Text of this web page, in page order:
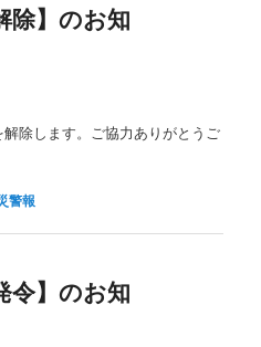
除】のお知
除します。ご協力ありがとうご
警報
令】のお知